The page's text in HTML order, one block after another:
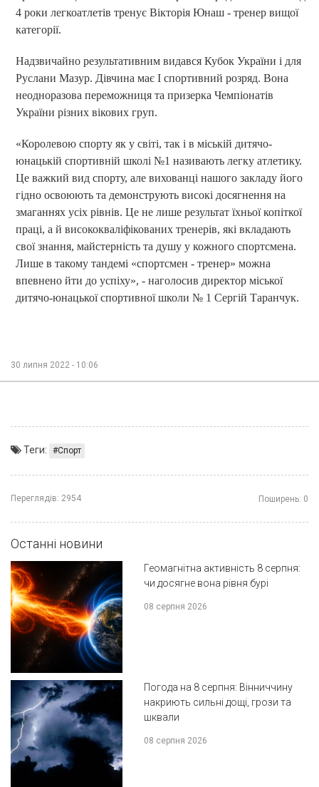
4 роки легкоатлетів тренує Вікторія Юнаш - тренер вищої
категорії.
Надзвичайно результативним видався Кубок України і для
Руслани Мазур. Дівчина має І спортивний розряд. Вона
неодноразова переможниця та призерка Чемпіонатів
України різних вікових груп.
«Королевою спорту як у світі, так і в міській дитячо-
юнацькій спортивній школі №1 називають легку атлетику.
Це важкий вид спорту, але вихованці нашого закладу його
гідно освоюють та демонструють високі досягнення на
змаганнях усіх рівнів. Це не лише результат їхньої копіткої
праці, а й висококваліфікованих тренерів, які вкладають
свої знання, майстерність та душу у кожного спортсмена.
Лише в такому тандемі «спортсмен - тренер» можна
впевнено йти до успіху», - наголосив директор міської
дитячо-юнацької спортивної школи № 1 Сергій Таранчук.
30 липня 2022 - 10:06
Теги: Спорт
Переглядів: 2954 Поширень: 0
Останні новини
Геомагнітна активність 8 серпня:
чи досягне вона рівня бурі
08 серпня 2026
Погода на 8 серпня: Вінниччину
накриють сильні дощі, грози та
шквали
08 серпня 2026